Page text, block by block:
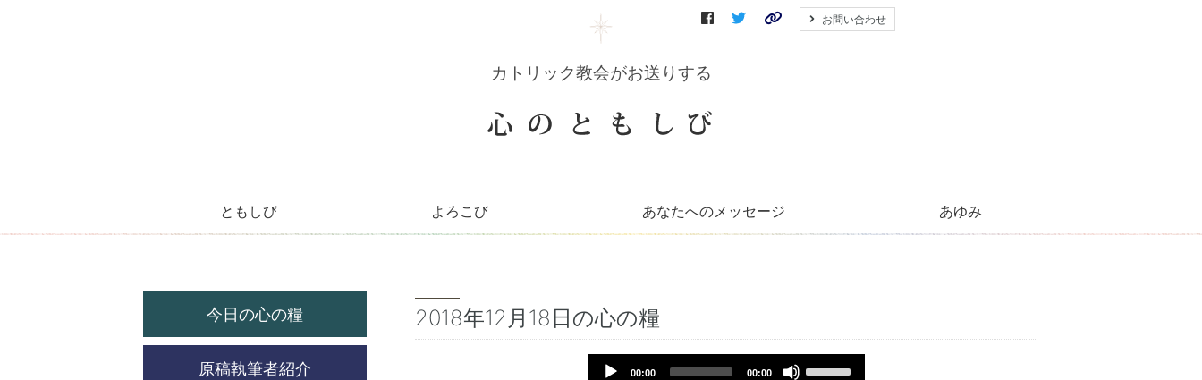
カトリック教会がお送りする
お問い合わせ
ともしび よろこび あなたへのメッセージ あゆみ
2018年12月18日の心の糧
Audio
00:00 00:00
今日の心の糧
原稿執筆者紹介